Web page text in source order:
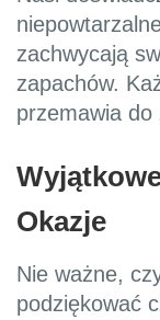
zachwycają
zapachów.
przemawia do
Okazje
Nie ważne,
podziękować